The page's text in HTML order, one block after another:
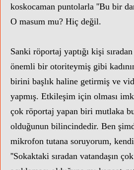
koskocaman puntolarla ''Bu bir
O masum mu? Hiç değil.
Sanki röportaj yaptığı kişi
önemli bir otoriteymiş gibi
birini başlık haline getirmiş ve
yapmış. Etkileşim için olması
çok röportaj yapan biri mutlaka
olduğunun bilincindedir. Ben
mikrofon tutana soruyorum,
''Sokaktaki sıradan vatandaşın